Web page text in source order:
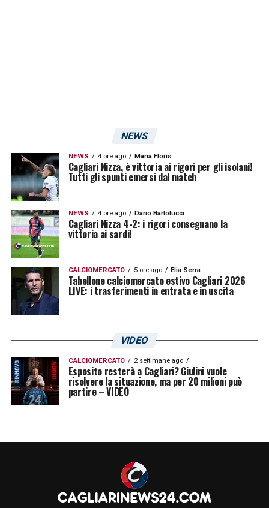
o sul possibile addio del laterale mancino!
LA PLAYLIST DELLE NOSTRE TOP NEWS
NEWS
NEWS 4 ore ago Maria Floris
Cagliari Nizza, è vittoria ai rigori per gli isolani!
Tutti gli spunti emersi dal match
NEWS 4 ore ago Dario Bartolucci
Cagliari Nizza 4-2: i rigori consegnano la
vittoria ai sardi!
CALCIOMERCATO 5 ore ago Elia Serra
Tabellone calciomercato estivo Cagliari 2026
LIVE: i trasferimenti in entrata e in uscita
VIDEO
CALCIOMERCATO 2 settimane ago
Esposito resterà a Cagliari? Giulini vuole
risolvere la situazione, ma per 20 milioni può
partire – VIDEO